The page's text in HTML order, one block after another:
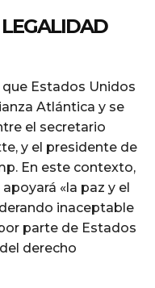
Estados Unidos
Atlántica y se
el secretario
y el presidente de
En este contexto,
«la paz y el
inaceptable
parte de Estados
derecho